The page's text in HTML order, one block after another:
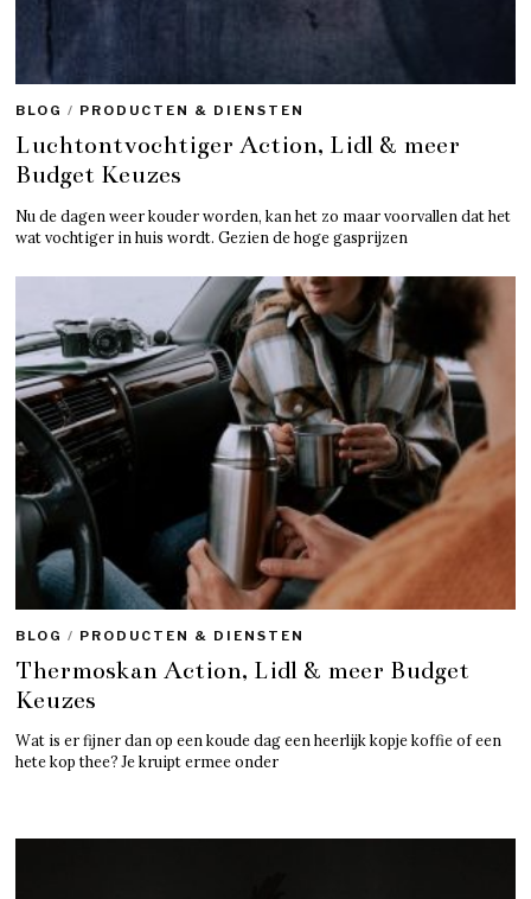
BLOG / PRODUCTEN & DIENSTEN
Luchtontvochtiger Action, Lidl & meer
Budget Keuzes
Nu de dagen weer kouder worden, kan het zo maar voorvallen dat het
wat vochtiger in huis wordt. Gezien de hoge gasprijzen
BLOG / PRODUCTEN & DIENSTEN
Thermoskan Action, Lidl & meer Budget
Keuzes
Wat is er fijner dan op een koude dag een heerlijk kopje koffie of een
hete kop thee? Je kruipt ermee onder